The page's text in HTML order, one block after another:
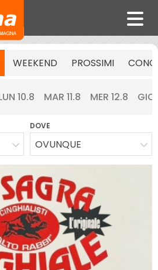
WEEKEND PROSSIMI
10.8 MAR 11.8 MER 12.8 GIO
DOVE
OVUNQUE